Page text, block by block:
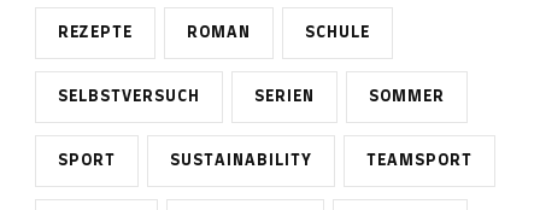
REZEPTE ROMAN SCHULE
SELBSTVERSUCH SERIEN SOMMER
SPORT SUSTAINABILITY TEAMSPORT